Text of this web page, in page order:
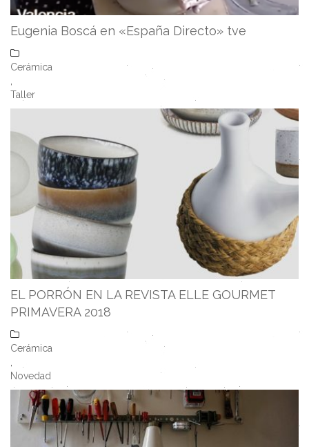
Eugenia Boscá en «España Directo» tve
Cerámica
Taller
EL PORRÓN EN LA REVISTA ELLE GOURMET
PRIMAVERA 2018
Cerámica
Novedad